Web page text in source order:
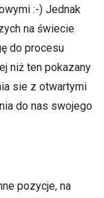
:-) Jednak
na świecie
do procesu
niż ten pokazany
sie z otwartymi
do nas swojego
pozycje, na